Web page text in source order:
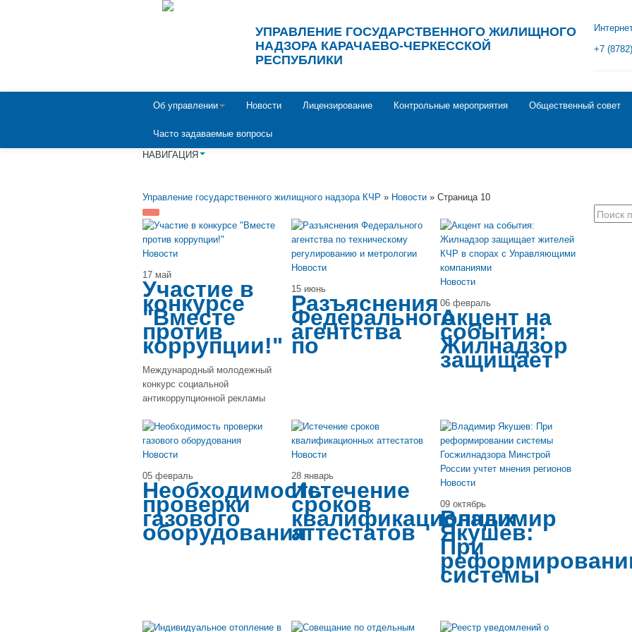
УПРАВЛЕНИЕ ГОСУДАРСТВЕННОГО ЖИЛИЩНОГО
НАДЗОРА КАРАЧАЕВО-ЧЕРКЕССКОЙ
РЕСПУБЛИКИ
+7
Об управлении Новости Лицензирование Контрольные мероприятия Общественный совет
Часто задаваемые вопросы
НАВИГАЦИЯ
Управление государственного жилищного надзора КЧР » Новости » Страница 10
популярности
посещаемости
комментариям
Новости
17 май
Участие в
конкурсе
"Вместе
против
коррупции!"
Международный молодежный
конкурс социальной
антикоррупционной рекламы
Новости
15 июнь
Разъяснения
Федерального
агентства
по
Новости
06 февраль
Акцент на
события:
Жилнадзор
защищает
Новости
05 февраль
Необходимость
проверки
газового
оборудования
Новости
28 январь
Истечение
сроков
квалификационных
аттестатов
Новости
09 октябрь
Владимир
Якушев:
При
системы